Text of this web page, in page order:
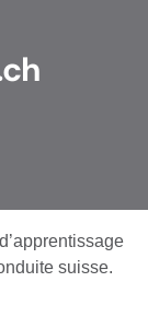
suisse.